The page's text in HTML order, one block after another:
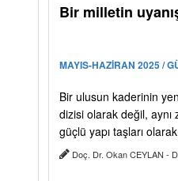
Bir milletin
MAYIS-HAZİRAN 2025 /
Bir ulusun kaderinin
dizisi olarak değil, aynı
güçlü yapı taşları
Doç. Dr. Okan CEYLAN -